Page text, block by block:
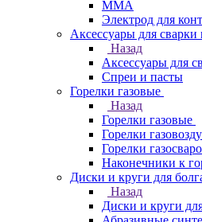
ММА
Электрод для
Аксессуары для сварки
Назад
Аксессуары для
Спреи и пасты
Горелки газовые
Назад
Горелки газовые
Горелки
Горелки
Наконечники к
Диски и круги для
Назад
Диски и круги